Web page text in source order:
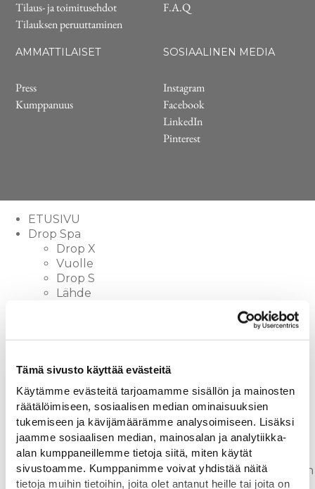
Tämä sivusto käyttää evästeitä
Käytämme evästeitä tarjoamamme sisällön ja mainosten
räätälöimiseen, sosiaalisen median ominaisuuksien
tukemiseen ja kävijämäärämme analysoimiseen. Lisäksi
jaamme sosiaalisen median, mainosalan ja analytiikka-
alan kumppaneillemme tietoja siitä, miten käytät
sivustoamme. Kumppanimme voivat yhdistää näitä
tietoja muihin tietoihin, joita olet antanut heille tai joita on
Tilaus- ja toimitusehdot
Tilauksen peruuttaminen
F.A.Q
AMMATTILAISET
Press
Kumppanuus
SOSIAALINEN MEDIA
Instagram
Facebook
LinkedIn
Pinterest
ETUSIVU
Drop Spa
Drop X
Vuolle
Drop S
Lähde
Lampi
Drop fire
Sauna
Lodge
Lisävarusteet
Inspiroidu
Ajankohtaista
Drop voitti Golden Wave 2022 ykkössijan
Ripaus ylellisyyttä arkeen